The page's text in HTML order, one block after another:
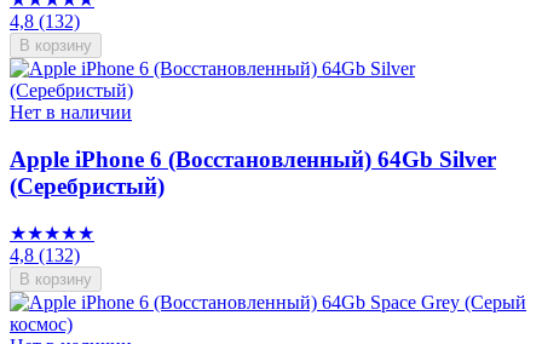
4,8 (132)
В корзину
Нет в наличии
Apple iPhone 6 (Восстановленный) 64Gb Silver
(Серебристый)
★★★★★
4,8 (132)
В корзину